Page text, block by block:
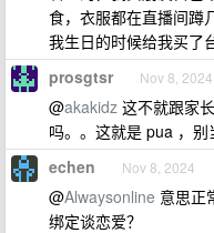
食，衣服都在直播间蹲
我生日的时候给我买了
prosgtsr Nov 8, 2024
@akakidz 这不就跟家
吗。。这就是 pua ，别
echen Nov 8, 2024
@Alwaysonline 意思正
绑定谈恋爱？